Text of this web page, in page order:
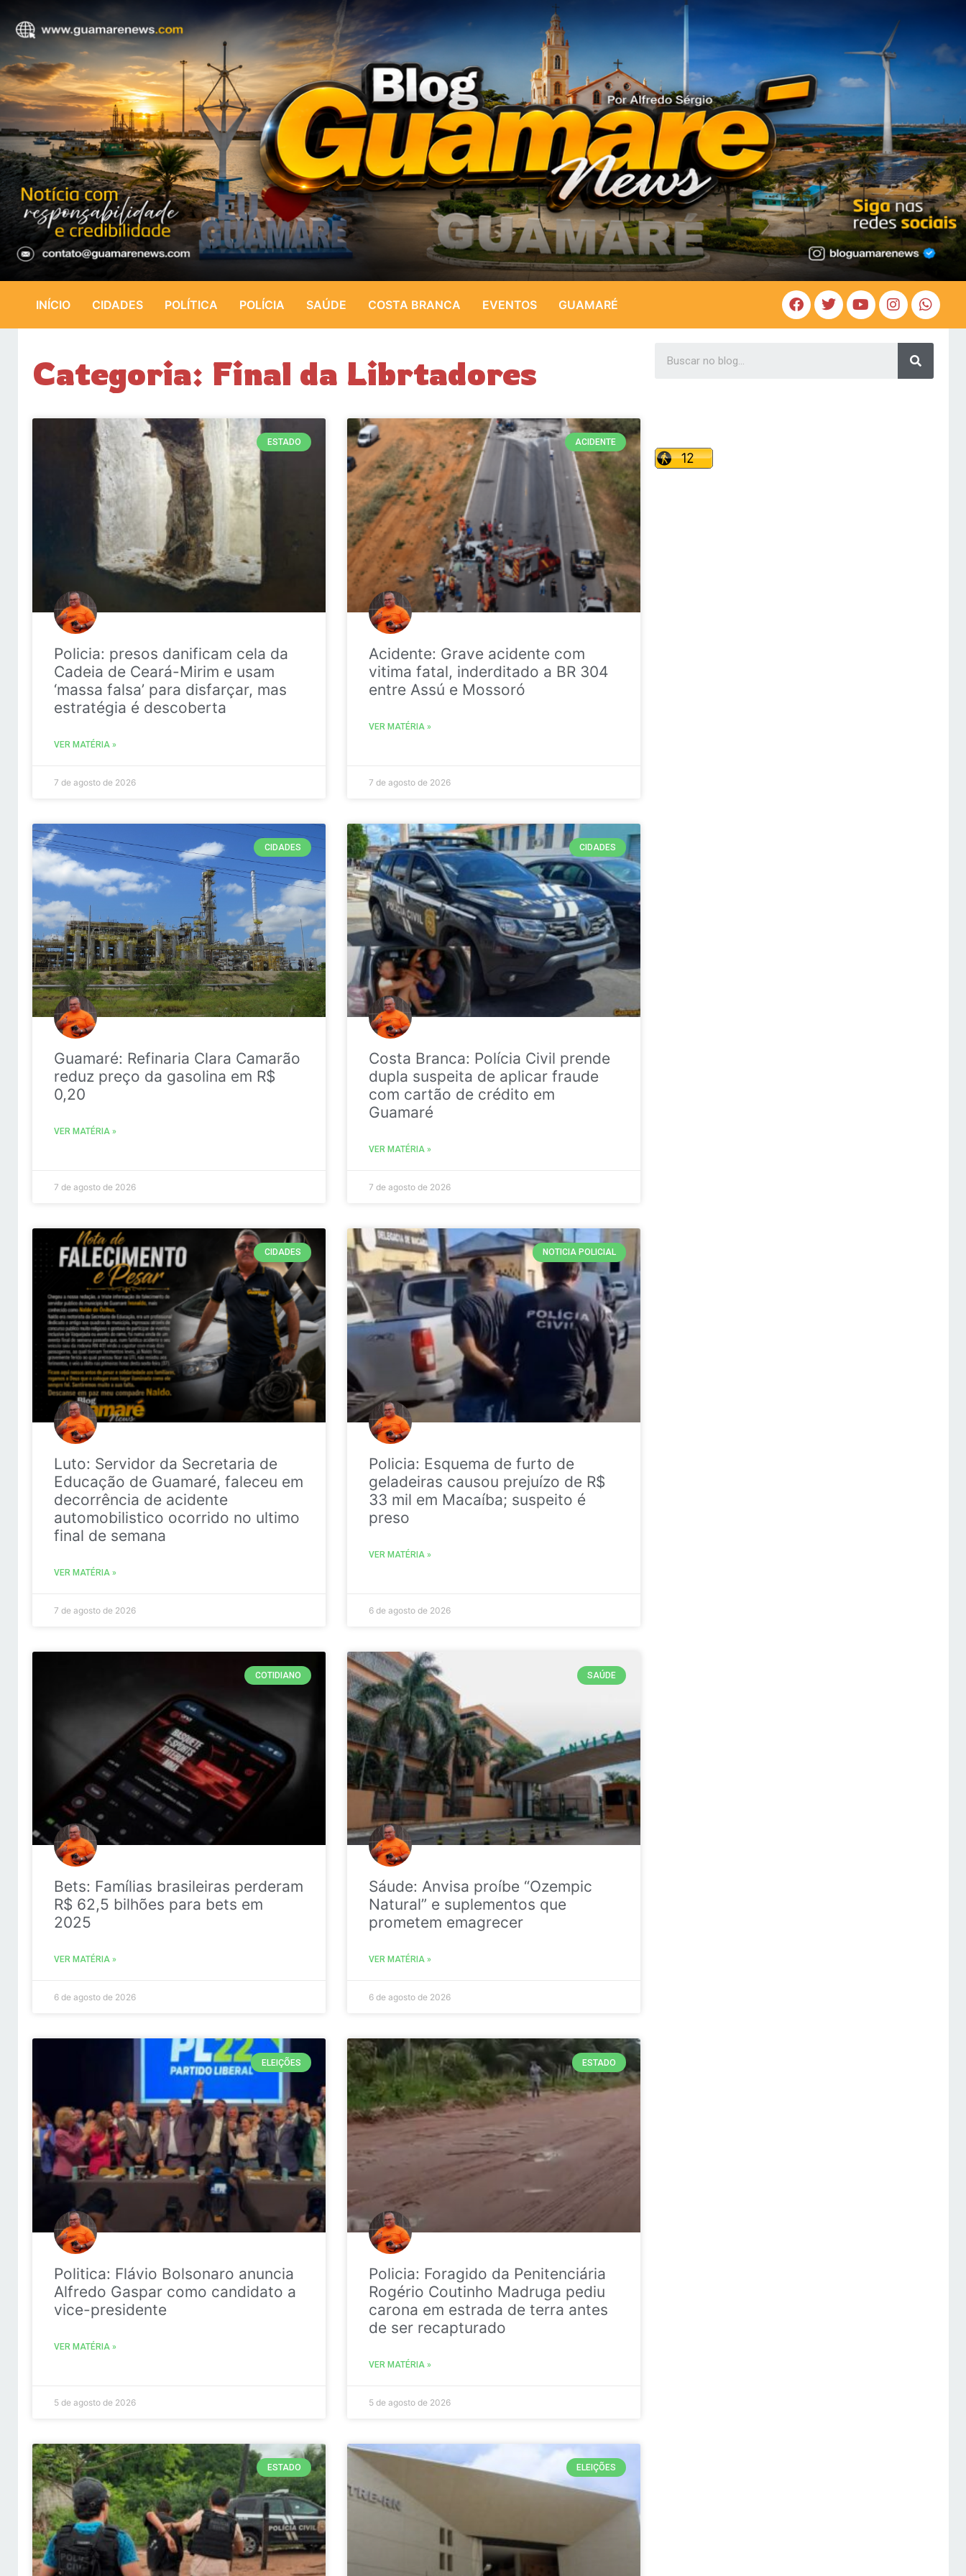
INÍCIO CIDADES POLÍTICA POLÍCIA SAÚDE COSTA BRANCA EVENTOS GUAMARÉ
Categoria: Final da Librtadores
ESTADO
Policia: presos danificam cela da
Cadeia de Ceará-Mirim e usam
‘massa falsa’ para disfarçar, mas
estratégia é descoberta
VER MATÉRIA »
7 de agosto de 2026
ACIDENTE
Acidente: Grave acidente com
vitima fatal, inderditado a BR 304
entre Assú e Mossoró
VER MATÉRIA »
7 de agosto de 2026
CIDADES
Guamaré: Refinaria Clara Camarão
reduz preço da gasolina em R$
0,20
VER MATÉRIA »
7 de agosto de 2026
CIDADES
Costa Branca: Polícia Civil prende
dupla suspeita de aplicar fraude
com cartão de crédito em
Guamaré
VER MATÉRIA »
7 de agosto de 2026
CIDADES
Luto: Servidor da Secretaria de
Educação de Guamaré, faleceu em
decorrência de acidente
automobilistico ocorrido no ultimo
final de semana
VER MATÉRIA »
7 de agosto de 2026
NOTICIA POLICIAL
Policia: Esquema de furto de
geladeiras causou prejuízo de R$
33 mil em Macaíba; suspeito é
preso
VER MATÉRIA »
6 de agosto de 2026
COTIDIANO
Bets: Famílias brasileiras perderam
R$ 62,5 bilhões para bets em
2025
VER MATÉRIA »
6 de agosto de 2026
SAÚDE
Sáude: Anvisa proíbe “Ozempic
Natural” e suplementos que
prometem emagrecer
VER MATÉRIA »
6 de agosto de 2026
ELEIÇÕES
Politica: Flávio Bolsonaro anuncia
Alfredo Gaspar como candidato a
vice-presidente
VER MATÉRIA »
5 de agosto de 2026
ESTADO
Policia: Foragido da Penitenciária
Rogério Coutinho Madruga pediu
carona em estrada de terra antes
de ser recapturado
VER MATÉRIA »
5 de agosto de 2026
ESTADO ELEIÇÕES